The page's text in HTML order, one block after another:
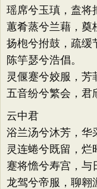
瑶席兮玉瑱，盍将
蕙肴蒸兮兰藉，奠
扬枹兮拊鼓，疏缓
陈竽瑟兮浩倡。
灵偃蹇兮姣服，芳
五音纷兮繁会，君
云中君
浴兰汤兮沐芳，华
灵连蜷兮既留，烂
蹇将憺兮寿宫，与
龙驾兮帝服，聊翱